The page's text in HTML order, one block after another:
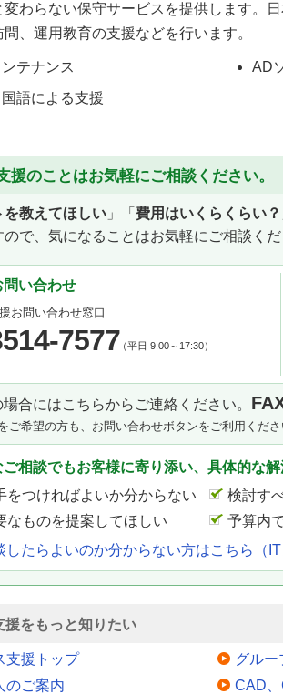
変わらない保守サービスを提供します。
、運用教育の支援などを行います。
テナンス
語による支援
AD
援のことはお気軽にご相談ください。
を教えてほしい 」「 費用はいくらくらい？
で、気になることはお気軽にご相談くだ
問い合わせ
お問い合わせ窓口
7577 （平日 9:00～17:30）
合にはこちらからご連絡ください。
ご希望の方も、お問い合わせボタンをご利用くださ
ご相談でもお客様に寄り添い、具体的な
をつければよいか分からない
検討す
なものを提案してほしい
予算内
したらよいのか分からない方はこちら（IT
援をもっと知りたい
支援トップ
のご案内
グルー
CAD